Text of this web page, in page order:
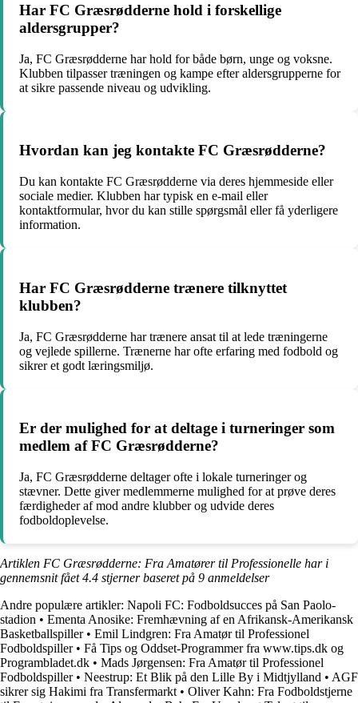
Har FC Græsrødderne hold i forskellige
aldersgrupper?
Ja, FC Græsrødderne har hold for både børn, unge og voksne.
Klubben tilpasser træningen og kampe efter aldersgrupperne for
at sikre passende niveau og udvikling.
Hvordan kan jeg kontakte FC Græsrødderne?
Du kan kontakte FC Græsrødderne via deres hjemmeside eller
sociale medier. Klubben har typisk en e-mail eller
kontaktformular, hvor du kan stille spørgsmål eller få yderligere
information.
Har FC Græsrødderne trænere tilknyttet
klubben?
Ja, FC Græsrødderne har trænere ansat til at lede træningerne
og vejlede spillerne. Trænerne har ofte erfaring med fodbold og
sikrer et godt læringsmiljø.
Er der mulighed for at deltage i turneringer som
medlem af FC Græsrødderne?
Ja, FC Græsrødderne deltager ofte i lokale turneringer og
stævner. Dette giver medlemmerne mulighed for at prøve deres
færdigheder af mod andre klubber og udvide deres
fodboldoplevelse.
Artiklen FC Græsrødderne: Fra Amatører til Professionelle har i
gennemsnit fået4.4 stjerner baseret på 9 anmeldelser
Andre populære artikler: Napoli FC: Fodboldsucces på San Paolo-
stadion • Ementa Anosike: Fremhævning af en Afrikansk-Amerikansk
Basketballspiller• Emil Lindgren: Fra Amatør til Professionel
Fodboldspiller• Få Tips og Oddset-Programmer fra www.tips.dk og
Programbladet.dk • Mads Jørgensen: Fra Amatør til Professionel
Fodboldspiller• Neestrup: Et Blik på den Lille By i Midtjylland • AGF
sikrer sig Hakimi fra Transfermarkt • Oliver Kahn: Fra Fodboldstjerne